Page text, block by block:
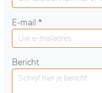
E-mail *
Bericht